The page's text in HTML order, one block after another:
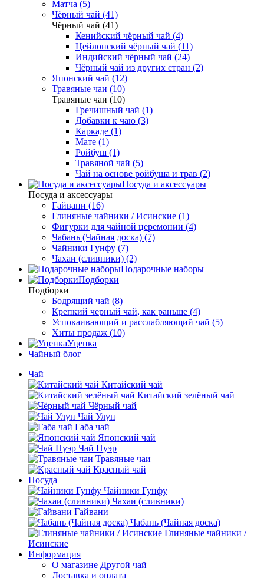
Матча (5)
Чёрный чай (41)
Чёрный чай (41)
Кенийский чёрный чай (4)
Цейлонский чёрный чай (11)
Индийский чёрный чай (24)
Чёрный чай из других стран (2)
Японский чай (12)
Травяные чаи (10)
Травяные чаи (10)
Гречишный чай (1)
Добавки к чаю (3)
Каркаде (1)
Мате (1)
Ройбуш (1)
Травяной чай (5)
Чай на основе ройбуша и трав (2)
Посуда и аксессуары
Посуда и аксессуары
Гайвани (16)
Глиняные чайники / Исинские (1)
Фигурки для чайной церемонии (4)
Чабань (Чайная доска) (7)
Чайники Гунфу (7)
Чахаи (сливники) (2)
Подарочные наборы
Подборки
Подборки
Бодрящий чай (8)
Крепкий черный чай, как раньше (4)
Успокаивающий и расслабляющий чай (5)
Хиты продаж (10)
Уценка
Чайный блог
Чай
Китайский чай
Китайский зелёный чай
Чёрный чай
Чай Улун
Габа чай
Японский чай
Чай Пуэр
Травяные чаи
Красный чай
Посуда
Чайники Гунфу
Чахаи (сливники)
Гайвани
Чабань (Чайная доска)
Глиняные чайники /
Исинские
Информация
О магазине Другой чай
Доставка и оплата